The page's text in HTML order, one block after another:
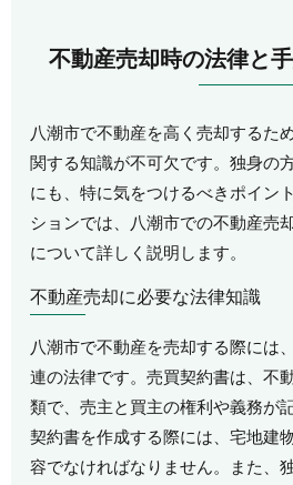
不動産売却時の法律と
八潮市で不動産を高く売却するた
関する知識が不可欠です。独身の
にも、特に気をつけるべきポイン
ションでは、八潮市での不動産売
について詳しく説明します。
不動産売却に必要な法律知識
八潮市で不動産を売却する際には
連の法律です。売買契約書は、不
類で、売主と買主の権利や義務が
契約書を作成する際には、宅地建
容でなければなりません。また、